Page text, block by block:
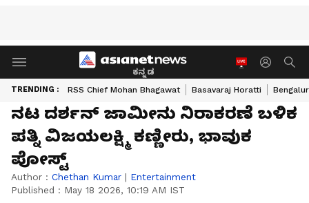
ಕನ್ನಡ
TRENDING : RSS Chief Mohan Bhagawat Basavaraj Horatti
ನಟ ದರ್ಶನ್ ಜಾಮೀನು ನಿರಾಕರಣೆ ಬಳಿಕ
ಪತ್ನಿ ವಿಜಯಲಕ್ಷ್ಮಿ ಕಣ್ಣೀರು, ಭಾವುಕ
ಪೋಸ್ಟ್
Author : Chethan Kumar | Entertainment
Published : May 18 2026, 10:19 AM IST